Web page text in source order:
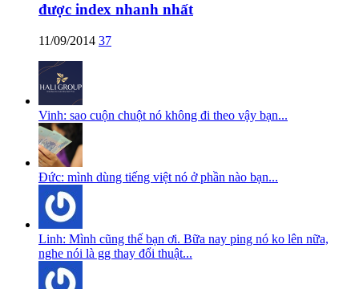
được index nhanh nhất
11/09/2014 37
Vinh: sao cuộn chuột nó không đi theo vậy bạn...
Đức: mình dùng tiếng việt nó ở phần nào bạn...
Linh: Mình cũng thế bạn ơi. Bữa nay ping nó ko lên nữa,
nghe nói là gg thay đổi thuật...